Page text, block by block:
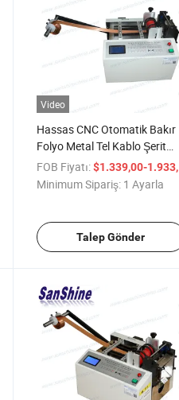
Video
Hassas CNC Otomatik Bakır
Folyo Metal Tel Kablo Şerit
Kesme Makinesi (SS-CT01)
FOB Fiyatı: $1.339,00-1.933,00
Minimum Sipariş: 1 Ayarla
Talep Gönder